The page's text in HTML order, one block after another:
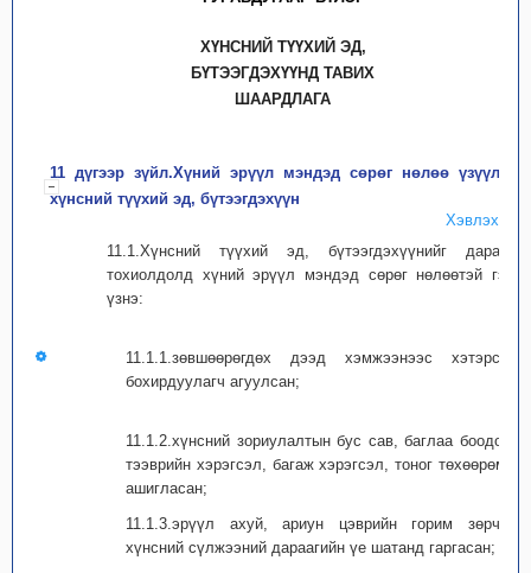
ХҮНСНИЙ ТҮҮХИЙ ЭД,
БҮТЭЭГДЭХҮҮНД ТАВИХ
ШААРДЛАГА
11 дүгээр зүйл.Хүний эрүүл мэндэд сөрөг нөлөө үзүүлэх
хүнсний түүхий эд, бүтээгдэхүүн
Хэвлэх
11.1.Хүнсний түүхий эд, бүтээгдэхүүнийг дараах
тохиолдолд хүний эрүүл мэндэд сөрөг нөлөөтэй гэж
үзнэ:
11.1.1.зөвшөөрөгдөх дээд хэмжээнээс хэтэрсэн
бохирдуулагч агуулсан;
11.1.2.хүнсний зориулалтын бус сав, баглаа боодол,
тээврийн хэрэгсэл, багаж хэрэгсэл, тоног төхөөрөмж
ашигласан;
11.1.3.эрүүл ахуй, ариун цэврийн горим зөрчин
хүнсний сүлжээний дараагийн үе шатанд гаргасан;